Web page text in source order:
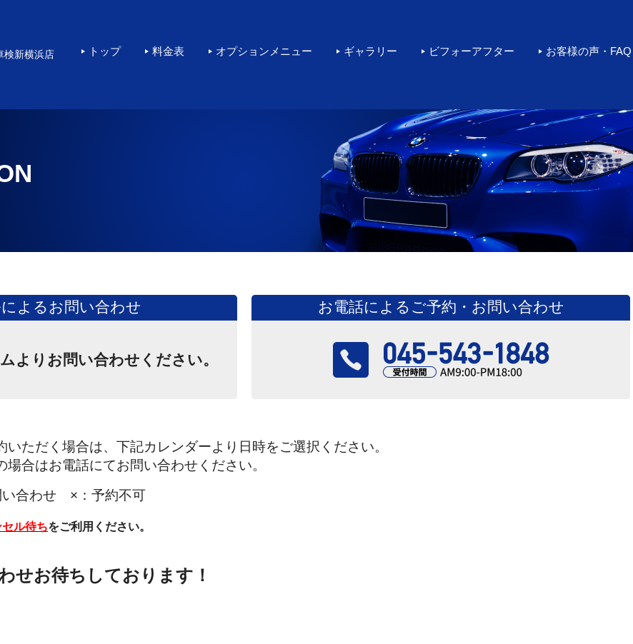
トップ 料金表 オプションメニュー ギャラリー ビフォーアフター お客様の声・FAQ
検新横浜店 横浜で高品質なKeePerカーコーティングをするなら環
によるお問い合わせ
よりお問い合わせください。
お電話によるご予約・お問い合わせ
ただく場合は、下記カレンダーより日時をご選択ください。
合はお電話にてお問い合わせください。
合わせ ×：予約不可
ル待ちをご利用ください。
ス完備！
ングは当店へお任せください！
せお待ちしております！